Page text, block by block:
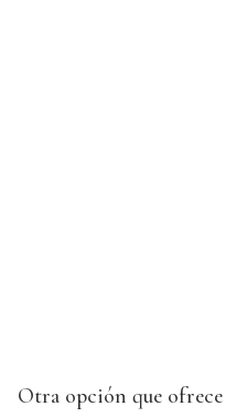
Otra opción que